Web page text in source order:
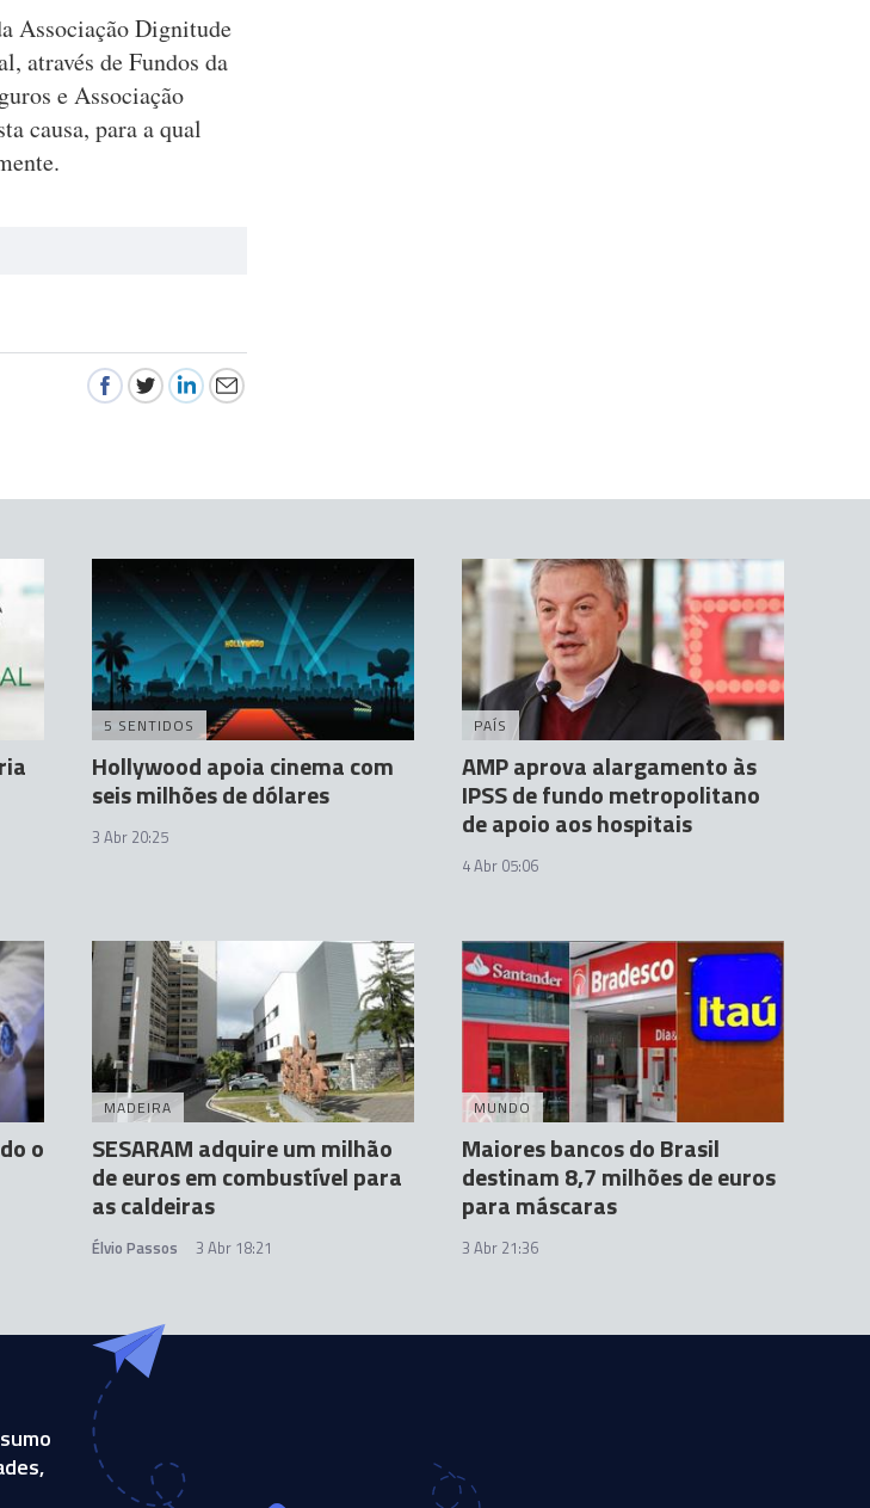
Associação Dignitude
através de Fundos da
e Associação
causa, para a qual
5 SENTIDOS
Hollywood apoia cinema com
seis milhões de dólares
3 Abr 20:25
PAÍS
AMP aprova alargamento às
IPSS de fundo metropolitano
de apoio aos hospitais
4 Abr 05:06
o
MADEIRA
SESARAM adquire um milhão
de euros em combustível para
as caldeiras
Élvio Passos 3 Abr 18:21
MUNDO
Maiores bancos do Brasil
destinam 8,7 milhões de euros
para máscaras
3 Abr 21:36